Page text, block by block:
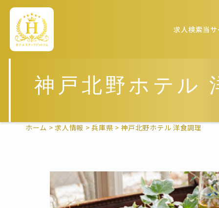
求人検索当
神戸北野ホテル
ホーム >求人情報 >兵庫県 >神戸北野ホテル 洋食調理